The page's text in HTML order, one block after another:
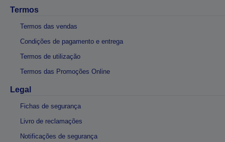
Termos
Termos das vendas
Condições de pagamento e entrega
Termos de utilização
Termos das Promoções Online
Legal
Fichas de segurança
Livro de reclamações
Notificações de segurança